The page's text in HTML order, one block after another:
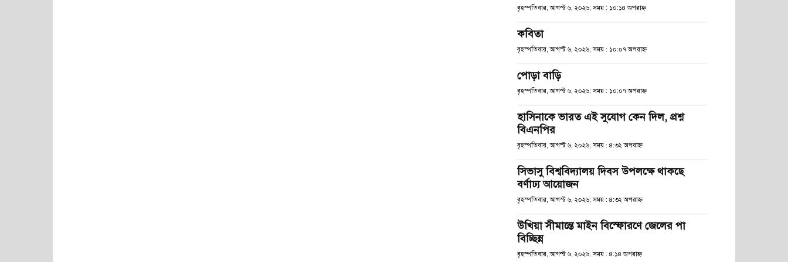
বৃহস্পতিবার, আগস্ট ৬, ২০২৬; সময় : ১০:১৪ অপরাহ্ণ
কবিতা
বৃহস্পতিবার, আগস্ট ৬, ২০২৬; সময় : ১০:০৭ অপরাহ্ণ
পোড়া বাড়ি
বৃহস্পতিবার, আগস্ট ৬, ২০২৬; সময় : ১০:০৭ অপরাহ্ণ
হাসিনাকে ভারত এই সুযোগ কেন দিল, প্রশ্ন
বিএনপির
বৃহস্পতিবার, আগস্ট ৬, ২০২৬; সময় : ৪:৩২ অপরাহ্ণ
সিভাসু বিশ্ববিদ্যালয় দিবস উপলক্ষে থাকছে
বর্ণাঢ্য আয়োজন
বৃহস্পতিবার, আগস্ট ৬, ২০২৬; সময় : ৪:৩২ অপরাহ্ণ
উখিয়া সীমান্তে মাইন বিস্ফোরণে জেলের পা
বিচ্ছিন্ন
বৃহস্পতিবার, আগস্ট ৬, ২০২৬; সময় : ৪:১৪ অপরাহ্ণ